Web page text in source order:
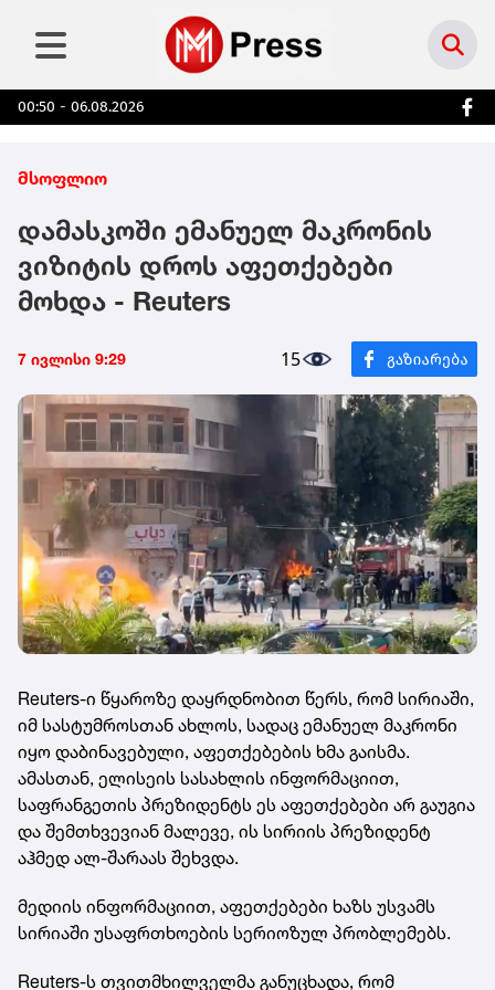
00:50 - 06.08.2026
მსოფლიო
დამასკოში ემანუელ მაკრონის
ვიზიტის დროს აფეთქებები
მოხდა - Reuters
7 ივლისი 9:29 15
Reuters-ი წყაროზე დაყრდნობით წერს, რომ სირიაში,
იმ სასტუმროსთან ახლოს, სადაც ემანუელ მაკრონი
იყო დაბინავებული, აფეთქებების ხმა გაისმა.
ამასთან, ელისეის სასახლის ინფორმაციით,
საფრანგეთის პრეზიდენტს ეს აფეთქებები არ გაუგია
და შემთხვევიან მალევე, ის სირიის პრეზიდენტ
აჰმედ ალ-შარაას შეხვდა.
მედიის ინფორმაციით, აფეთქებები ხაზს უსვამს
სირიაში უსაფრთხოების სერიოზულ პრობლემებს.
Reuters-ს თვითმხილველმა განუცხადა, რომ